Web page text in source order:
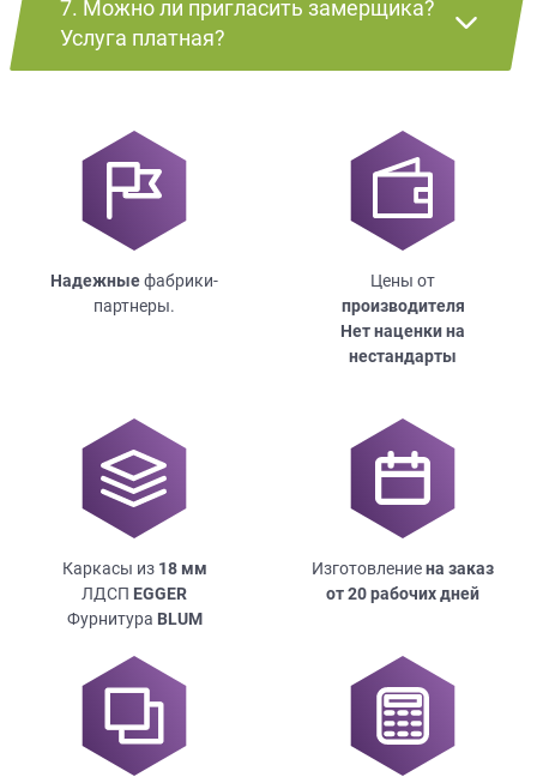
7. Можно ли пригласить замерщика?
Услуга платная?
Надежныефабрики-
партнеры.
Цены от
производителя
Нет наценки на
нестандарты
Каркасы из 18мм
ЛДСП EGGER
Фурнитура BLUM
Изготовлениена заказ
от 20 рабочих дней